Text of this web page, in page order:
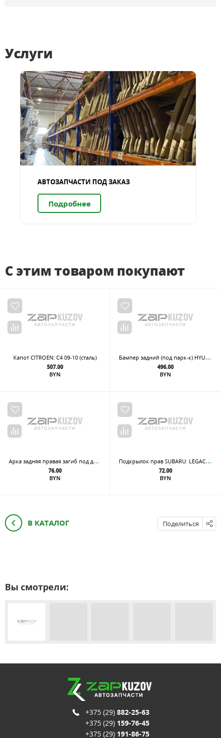
Услуги
АВТОЗАПЧАСТИ ПОД ЗАКАЗ
Подробнее
С этим товаром покупают
Капот CITROEN: C4 09-10 (сталь)
507.00
BYN
Бам
пер задний (под парк-к) HYUNDAI: CRETA 16-
496.00
BYN
Арк
а задняя правая загиб под дверь, из оцинкованной стали
76.00
BYN
Под
крылок прав SUBARU: LEGACY 05-07
72.00
BYN
В КАТАЛОГ Поделиться
Вы смотрели:
+375 (29) 882-25-63
+375 (29) 159-76-45
+375 (29) 191-86-75